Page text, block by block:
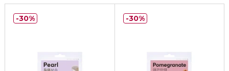
30% 30%